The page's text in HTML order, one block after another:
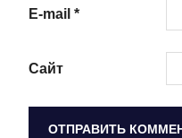
E-mail *
Сайт